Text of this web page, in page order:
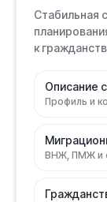
Стабильная
к
Описание
Профиль и
ВНЖ, ПМЖ и